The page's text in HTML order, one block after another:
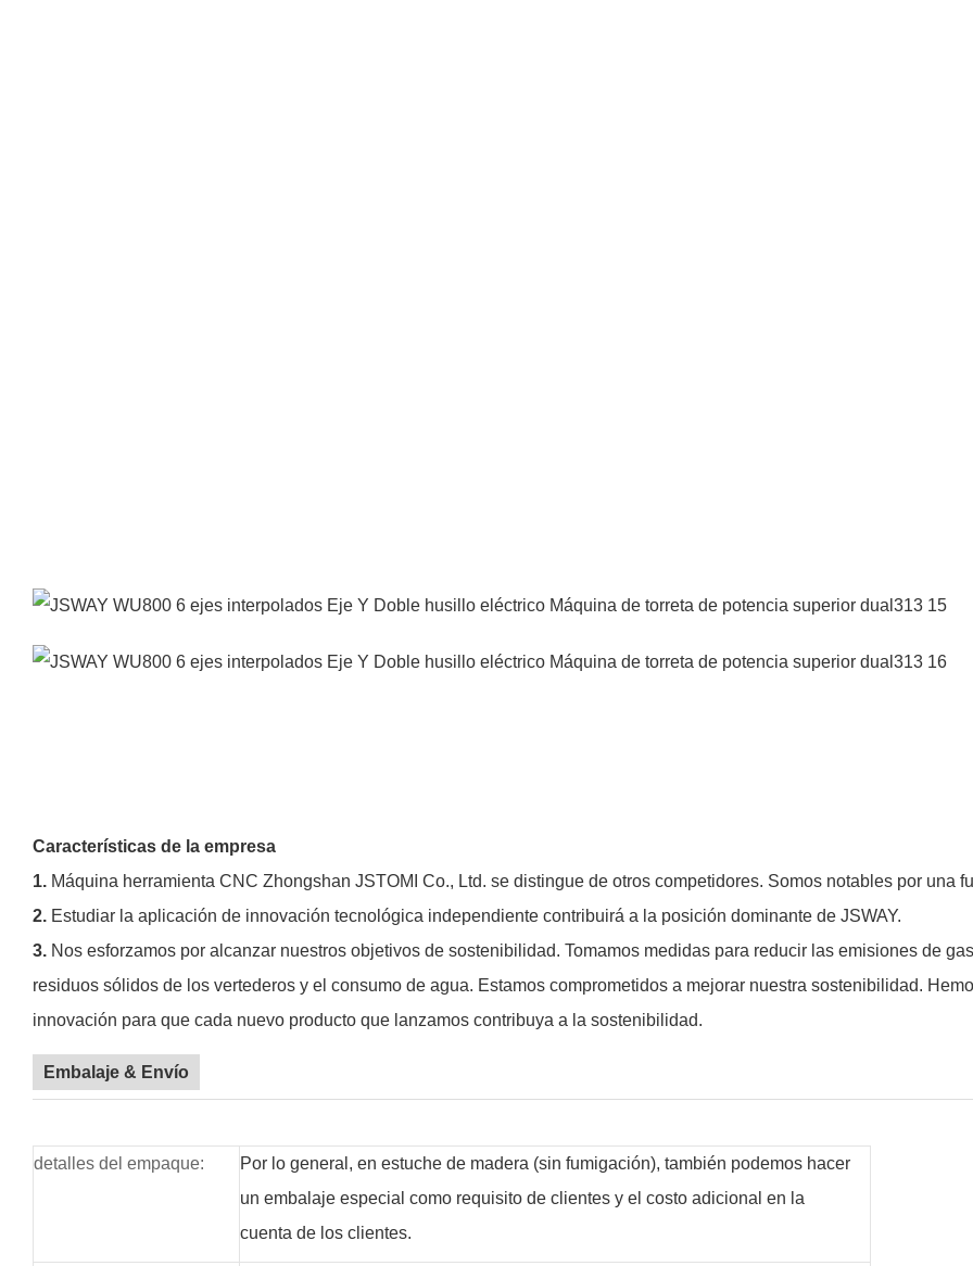
Características de la empresa
1. Máquina herramienta CNC Zhongshan JSTOMI Co., Ltd. se distingue de otros competidores. Somos notables por una
2. Estudiar la aplicación de innovación tecnológica independiente contribuirá a la posición dominante de JSWAY.
3. Nos esforzamos por alcanzar nuestros objetivos de sostenibilidad. Tomamos medidas para reducir las emisiones de
residuos sólidos de los vertederos y el consumo de agua. Estamos comprometidos a mejorar nuestra sostenibilidad.
innovación para que cada nuevo producto que lanzamos contribuya a la sostenibilidad.
Embalaje & Envío
detalles del empaque:
Por lo general, en estuche de madera (sin fumigación), también podemos hacer
un embalaje especial como requisito de clientes y el costo adicional en la
cuenta de los clientes.